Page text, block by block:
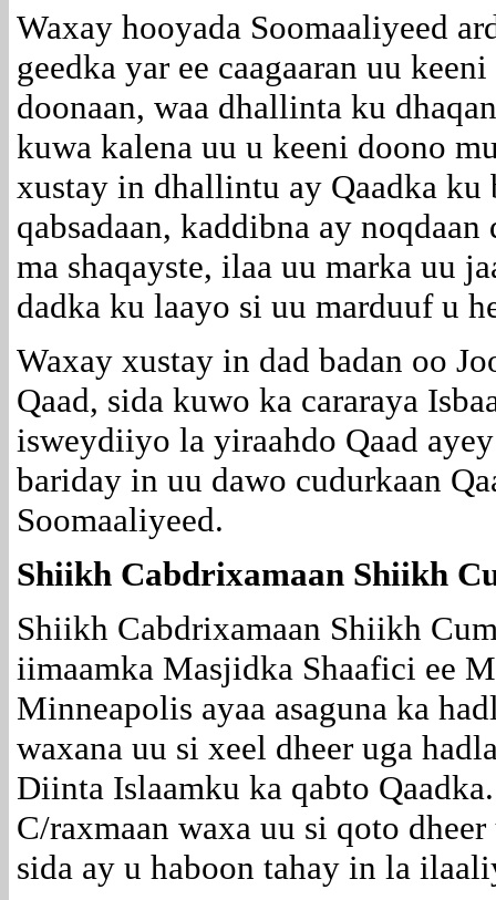
Waxay hooyada Soomaaliyeed
geedka yar ee caagaaran uu
doonaan, waa dhallinta ku
kuwa kalena uu u keeni doono
xustay in dhallintu ay Qaadka ku
qabsadaan, kaddibna ay
ma shaqayste, ilaa uu marka uu
dadka ku laayo si uu marduuf u
Waxay xustay in dad badan oo
Qaad, sida kuwo ka cararaya
isweydiiyo la yiraahdo Qaad
bariday in uu dawo cudurkaan
Soomaaliyeed.
Shiikh Cabdrixamaan Shiikh
Shiikh Cabdrixamaan Shiikh
iimaamka Masjidka Shaafici ee
Minneapolis ayaa asaguna ka
waxana uu si xeel dheer uga
Diinta Islaamku ka qabto
C/raxmaan waxa uu si qoto
sida ay u haboon tahay in la